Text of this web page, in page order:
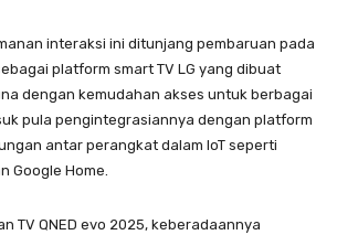
interaksi ini ditunjang pembaruan pada
platform smart TV LG yang dibuat
dengan kemudahan akses untuk berbagai
pula pengintegrasiannya dengan platform
antar perangkat dalam IoT seperti
Google Home.
TV QNED evo 2025, keberadaannya